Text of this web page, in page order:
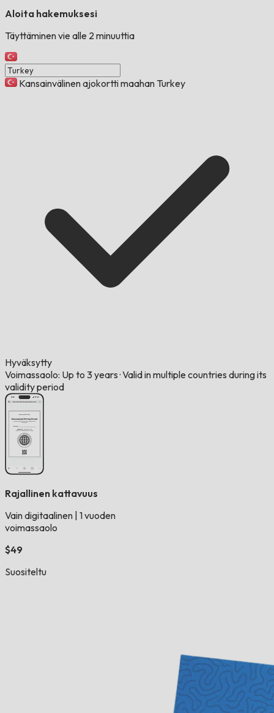
Aloita hakemuksesi
Täyttäminen vie alle 2 minuuttia
Kansainvälinen ajokortti maahan Turkey
Hyväksytty
Voimassaolo: Up to 3 years ·Valid in multiple countries during its
validity period
Rajallinen kattavuus
Vain digitaalinen 1 vuoden
voimassaolo
$49
Suositeltu